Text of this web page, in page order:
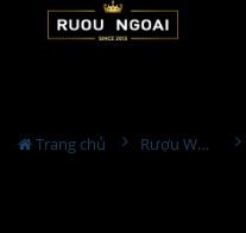
Trang chủ Rượu Whisky